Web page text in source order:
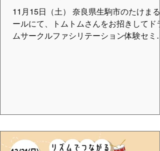
11月15日（土） 奈良県生駒市のたけまる
ールにて、トムトムさんをお招きしてドラ
ムサークルファシリテーション体験セミナ
たい！の思い、熱意がとても感じられまし
た。 まずはドラムコール。ファシリテー